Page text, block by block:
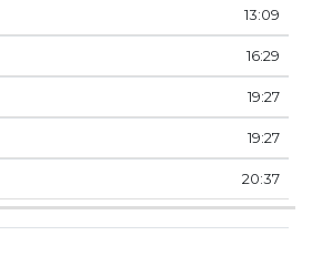
13:09
16:29
19:27
19:27
20:37